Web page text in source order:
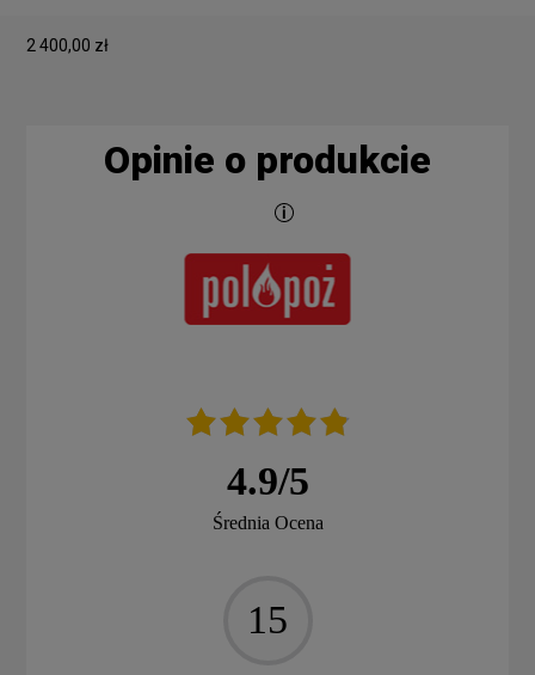
2 400,00 zł
Opinie o produkcie
4.9/5
Średnia Ocena
15